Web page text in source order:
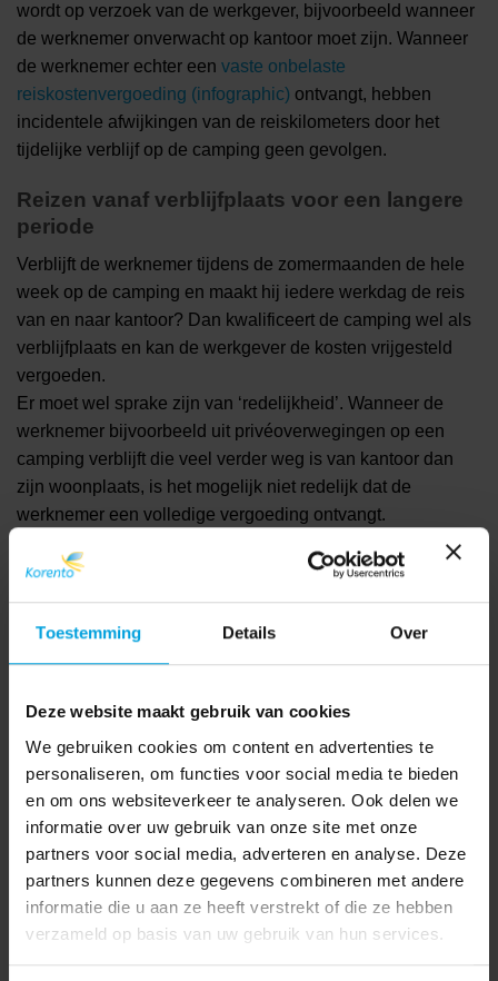
Toestemming Details Over
Deze website maakt gebruik van cookies
We gebruiken cookies om content en advertenties te
personaliseren, om functies voor social media te bieden
en om ons websiteverkeer te analyseren. Ook delen we
informatie over uw gebruik van onze site met onze
partners voor social media, adverteren en analyse. Deze
partners kunnen deze gegevens combineren met andere
informatie die u aan ze heeft verstrekt of die ze hebben
verzameld op basis van uw gebruik van hun services.
wordt op verzoek van de werkgever, bijvoorbeeld wanneer
de werknemer onverwacht op kantoor moet zijn. Wanneer
de werknemer echter een vaste onbelaste
reiskostenvergoeding (infographic) ontvangt, hebben
incidentele afwijkingen van de reiskilometers door het
tijdelijke verblijf op de camping geen gevolgen.
Reizen vanaf verblijfplaats voor een langere
periode
Verblijft de werknemer tijdens de zomermaanden de hele
week op de camping en maakt hij iedere werkdag de reis
van en naar kantoor? Dan kwalificeert de camping wel als
verblijfplaats en kan de werkgever de kosten vrijgesteld
vergoeden.
Er moet wel sprake zijn van ‘redelijkheid’. Wanneer de
werknemer bijvoorbeeld uit privéoverwegingen op een
camping verblijft die veel verder weg is van kantoor dan
zijn woonplaats, is het mogelijk niet redelijk dat de
werknemer een volledige vergoeding ontvangt.
camping naar kantoor reist, omdat hij bijvoorbeeld nog
langs huis gaat, wordenreiskostenniet volledig vergoed.
De kosten voor de omrijkilometers zijn in dat geval privé.
reiskosten van werknemers in vakantietijd.
BRON:RENDEMENT.NL
Even voorstellen: Jente van
Subsidie om deeltijders meer